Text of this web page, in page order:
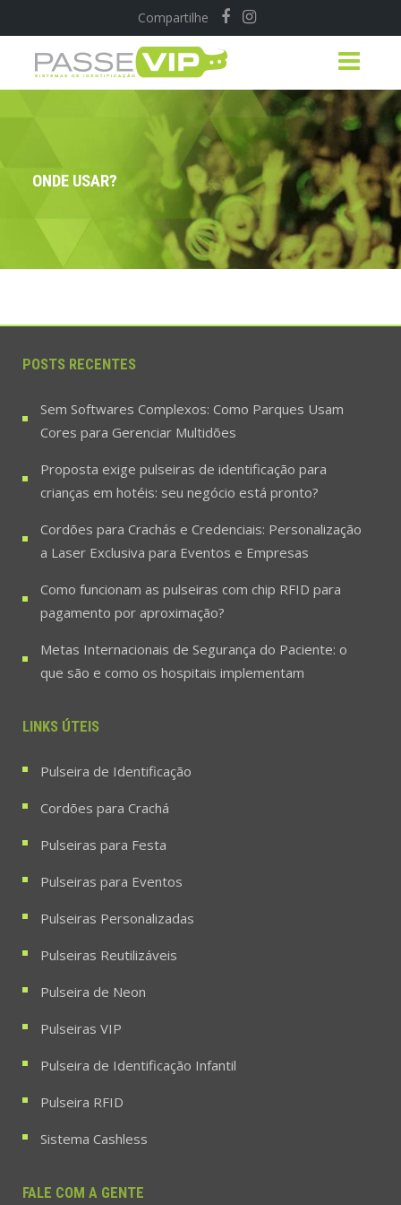
Compartilhe
ONDE USAR?
POSTS RECENTES
Sem Softwares Complexos: Como Parques Usam
Cores para Gerenciar Multidões
Proposta exige pulseiras de identificação para
crianças em hotéis: seu negócio está pronto?
Cordões para Crachás e Credenciais: Personalização
a Laser Exclusiva para Eventos e Empresas
Como funcionam as pulseiras com chip RFID para
pagamento por aproximação?
Metas Internacionais de Segurança do Paciente: o
que são e como os hospitais implementam
LINKS ÚTEIS
Pulseira de Identificação
Cordões para Crachá
Pulseiras para Festa
Pulseiras para Eventos
Pulseiras Personalizadas
Pulseiras Reutilizáveis
Pulseira de Neon
Pulseiras VIP
Pulseira de Identificação Infantil
Pulseira RFID
Sistema Cashless
FALE COM A GENTE